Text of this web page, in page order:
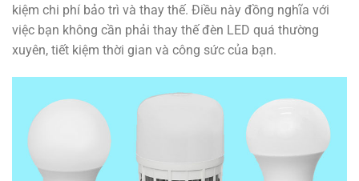
kiệm chi phí bảo trì và thay thế. Điều này đồng nghĩa với
việc bạn không cần phải thay thế đèn LED quá thường
xuyên, tiết kiệm thời gian và công sức của bạn.